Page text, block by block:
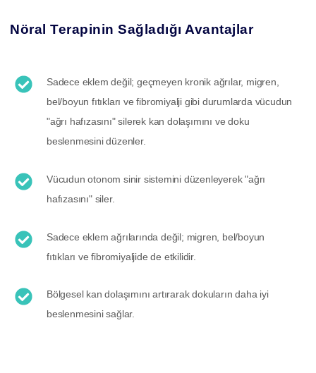
Nöral Terapinin Sağladığı Avantajlar
Sadece eklem değil; geçmeyen kronik ağrılar, migren,
bel/boyun fıtıkları ve fibromiyalji gibi durumlarda vücudun
"ağrı hafızasını" silerek kan dolaşımını ve doku
beslenmesini düzenler.
Vücudun otonom sinir sistemini düzenleyerek "ağrı
hafızasını" siler.
Sadece eklem ağrılarında değil; migren, bel/boyun
fıtıkları ve fibromiyaljide de etkilidir.
Bölgesel kan dolaşımını artırarak dokuların daha iyi
beslenmesini sağlar.